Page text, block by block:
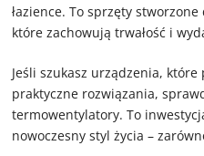
łazience. To sprzęty
które zachowują trwałość i
Jeśli szukasz urządzenia, które
praktyczne rozwiązania,
termowentylatory. To
nowoczesny styl życia –